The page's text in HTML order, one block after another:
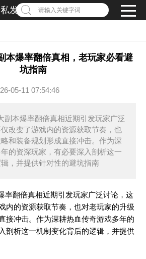
发服1.95-1.95传奇私服发布
请输入关键字词
本爆率翻倍真相，老玩家必看避
坑指南
05-11 07:54:46
副本爆率翻倍真相近期引发玩家广泛
改变了游戏内的资源获取节奏，也
和装备规划形成直接冲击。作为深
的资深玩家，有必要深入剖析这一
，并提供针对性的避坑指南
率翻倍真相近期引发玩家广泛讨论，这
内的资源获取节奏，也对老玩家的升级
接冲击。作为深耕热血传奇游戏多年的
剖析这一机制变化背后的逻辑，并提供